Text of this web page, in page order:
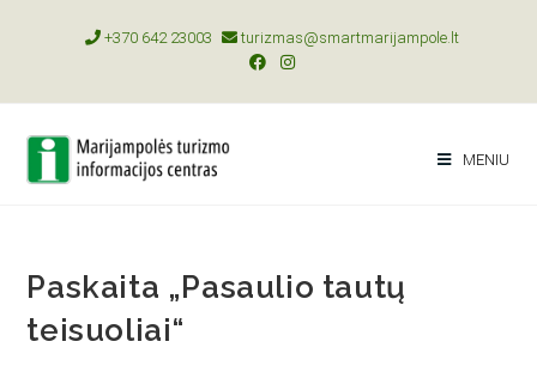
+370 642 23003 turizmas@smartmarijampole.lt
MENIU
Paskaita „Pasaulio tautų
teisuoliai“